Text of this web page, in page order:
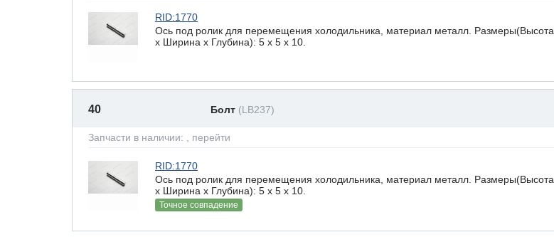
RID:1770
Ось под ролик для перемещения холодильника, материал металл. Размеры(Высота
х Ширина х Глубина): 5 x 5 х 10.
40 Болт (LB237)
Запчасти в наличии: , перейти
RID:1770
Ось под ролик для перемещения холодильника, материал металл. Размеры(Высота
х Ширина х Глубина): 5 x 5 х 10.
Точное совпадение